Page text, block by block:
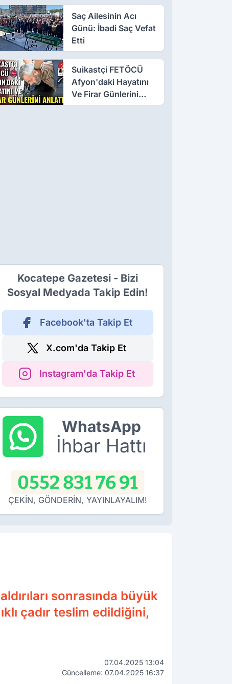
Saç Ailesinin Acı
Günü: İbadi Saç Vefat
Etti
Suikastçi FETÖCÜ
Afyon'daki Hayatını
Ve Firar Günlerini
Anlattı
Kocatepe Gazetesi - Bizi
Sosyal Medyada Takip Edin!
Facebook'ta Takip Et
X.com'da Takip Et
Instagram'da Takip Et
WhatsApp
İhbar Hattı
0552 831 76 91
ÇEKİN, GÖNDERİN, YAYINLAYALIM!
sonrasında büyük
çadır teslim edildiğini,
07.04.2025 13:04
Güncelleme: 07.04.2025 16:37